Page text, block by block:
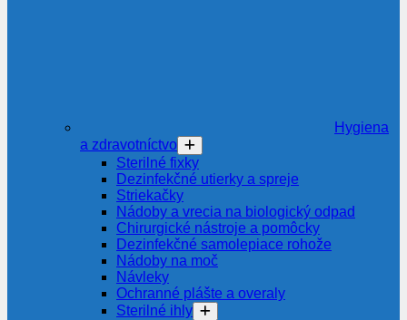
Hygiena
a zdravotníctvo
Sterilné fixky
Dezinfekčné utierky a spreje
Striekačky
Nádoby a vrecia na biologický odpad
Chirurgické nástroje a pomôcky
Dezinfekčné samolepiace rohože
Nádoby na moč
Návleky
Ochranné plášte a overaly
Sterilné ihly